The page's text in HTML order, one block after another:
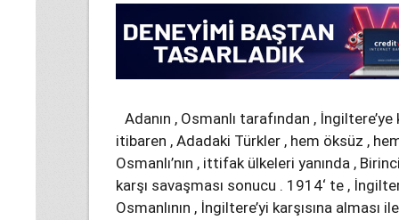
Adanın , Osmanlı tarafından ,
itibaren , Adadaki Türkler , hem öksüz ,
Osmanlı’nın , ittifak ülkeleri yanında ,
karşı savaşması sonucu . 1914‘ te ,
Osmanlının , İngiltere’yi karşısına